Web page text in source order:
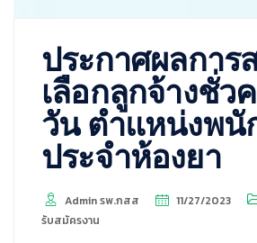
ประกาศผลการ
เลือกลูกจ้างชั่ว
วัน ตำแหน่งพนั
ประจำห้องยา
Admin รพ.กสส 11/27/2023
รับสมัครงาน